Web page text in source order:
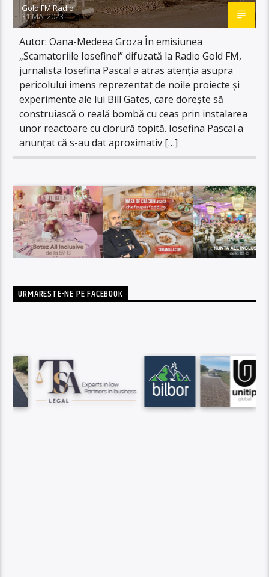
Gold FM Radio
31 MAI 2023
Autor: Oana-Medeea Groza În emisiunea
„Scamatoriile Iosefinei” difuzată la Radio Gold FM,
jurnalista Iosefina Pascal a atras atenția asupra
pericolului imens reprezentat de noile proiecte și
experimente ale lui Bill Gates, care dorește să
construiască o reală bombă cu ceas prin instalarea
unor reactoare cu clorură topită. Iosefina Pascal a
anunțat că s-au dat aproximativ […]
URMARESTE-NE PE FACEBOOK